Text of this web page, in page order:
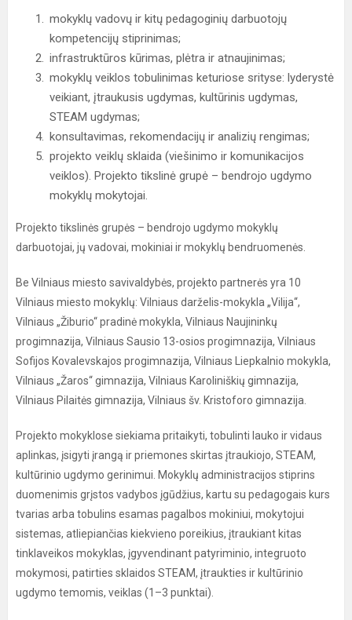
mokyklų vadovų ir kitų pedagoginių darbuotojų
kompetencijų stiprinimas;
infrastruktūros kūrimas, plėtra ir atnaujinimas;
mokyklų veiklos tobulinimas keturiose srityse: lyderystė
veikiant, įtraukusis ugdymas, kultūrinis ugdymas,
STEAM ugdymas;
konsultavimas, rekomendacijų ir analizių rengimas;
projekto veiklų sklaida (viešinimo ir komunikacijos
veiklos). Projekto tikslinė grupė – bendrojo ugdymo
mokyklų mokytojai.
Projekto tikslinės grupės – bendrojo ugdymo mokyklų
darbuotojai, jų vadovai, mokiniai ir mokyklų bendruomenės.
Be Vilniaus miesto savivaldybės, projekto partnerės yra 10
Vilniaus miesto mokyklų: Vilniaus darželis-mokykla „Vilija“,
Vilniaus „Žiburio“ pradinė mokykla, Vilniaus Naujininkų
progimnazija, Vilniaus Sausio 13-osios progimnazija, Vilniaus
Sofijos Kovalevskajos progimnazija, Vilniaus Liepkalnio mokykla,
Vilniaus „Žaros“ gimnazija, Vilniaus Karoliniškių gimnazija,
Vilniaus Pilaitės gimnazija, Vilniaus šv. Kristoforo gimnazija.
Projekto mokyklose siekiama pritaikyti, tobulinti lauko ir vidaus
aplinkas, įsigyti įrangą ir priemones skirtas įtraukiojo, STEAM,
kultūrinio ugdymo gerinimui. Mokyklų administracijos stiprins
duomenimis grįstos vadybos įgūdžius, kartu su pedagogais kurs
tvarias arba tobulins esamas pagalbos mokiniui, mokytojui
sistemas, atliepiančias kiekvieno poreikius, įtraukiant kitas
tinklaveikos mokyklas, įgyvendinant patyriminio, integruoto
mokymosi, patirties sklaidos STEAM, įtraukties ir kultūrinio
ugdymo temomis, veiklas (1–3 punktai).